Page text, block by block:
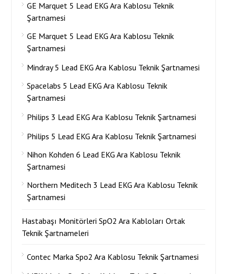
GE Marquet 5 Lead EKG Ara Kablosu Teknik
Şartnamesi
GE Marquet 5 Lead EKG Ara Kablosu Teknik
Şartnamesi
Mindray 5 Lead EKG Ara Kablosu Teknik Şartnamesi
Spacelabs 5 Lead EKG Ara Kablosu Teknik
Şartnamesi
Philips 3 Lead EKG Ara Kablosu Teknik Şartnamesi
Philips 5 Lead EKG Ara Kablosu Teknik Şartnamesi
Nihon Kohden 6 Lead EKG Ara Kablosu Teknik
Şartnamesi
Northern Meditech 3 Lead EKG Ara Kablosu Teknik
Şartnamesi
Hastabaşı Monitörleri SpO2 Ara Kabloları Ortak
Teknik Şartnameleri
Contec Marka Spo2 Ara Kablosu Teknik Şartnamesi